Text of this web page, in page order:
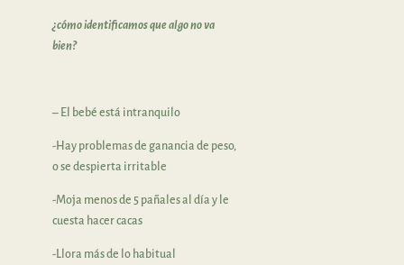
¿cómo identificamos que algo no va
bien?
– El bebé está intranquilo
-Hay problemas de ganancia de peso,
o se despierta irritable
-Moja menos de 5 pañales al día y le
cuesta hacer cacas
-Llora más de lo habitual